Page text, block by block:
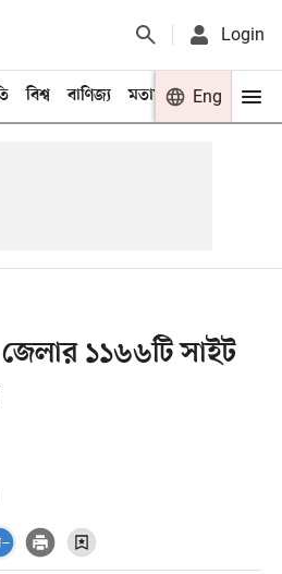
Login
বিশ্ব বাণিজ্য মতামত খেলা
Eng
১১৬৬টি সাইট